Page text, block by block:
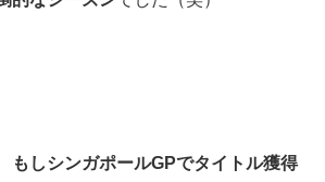
もしシンガポールGPでタイトル獲得